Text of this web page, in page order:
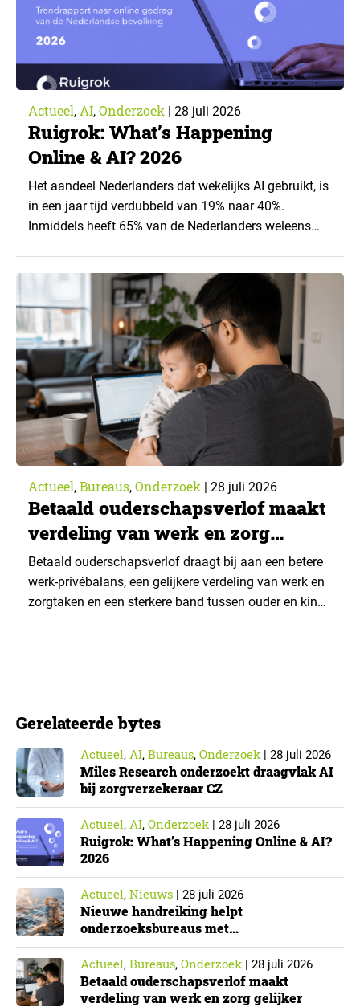
Actueel, AI, Onderzoek | 28 juli 2026
Ruigrok: What’s Happening
Online & AI? 2026
Het aandeel Nederlanders dat wekelijks AI gebruikt, is
in een jaar tijd verdubbeld van 19% naar 40%.
Inmiddels heeft 65% van de Nederlanders weleens
van What’s Happening Online & AI? 2026, het
jaarlijkse trendrapport van Ruigrok onderzoek &
advies over…
Actueel, Bureaus, Onderzoek | 28 juli 2026
Betaald ouderschapsverlof maakt
verdeling van werk en zorg
gelijker
Betaald ouderschapsverlof draagt bij aan een betere
werk-privébalans, een gelijkere verdeling van werk en
zorgtaken en een sterkere band tussen ouder en kind.
Gerelateerde bytes
Actueel, AI, Bureaus, Onderzoek| 28 juli 2026
Miles Research onderzoekt draagvlak AI
bij zorgverzekeraar CZ
Actueel, AI, Onderzoek| 28 juli 2026
Ruigrok: What’s Happening Online & AI?
2026
Actueel, Nieuws | 28 juli 2026
Nieuwe handreiking helpt
onderzoeksbureaus met
Cyberbeveiligingswet
Actueel, Bureaus, Onderzoek| 28 juli 2026
Betaald ouderschapsverlof maakt
verdeling van werk en zorg gelijker